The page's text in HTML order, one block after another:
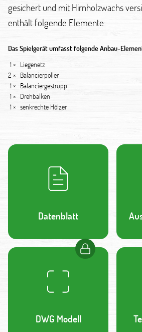
gesichert und mit Hirnholzwachs
enthält folgende Elemente:
Das Spielgerät umfasst folgende Anbau-
1 × Liegenetz
2 × Balancierpoller
1 × Balanciergestrüpp
1 × Drehbalken
1 × senkrechte Hölzer
Datenblatt
DWG Modell